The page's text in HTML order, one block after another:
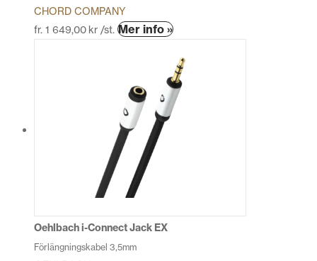
CHORD COMPANY
fr. 1 649,00 kr /st. Mer info »Den
produkten
har
flera
varianter.
Oehlbach i-Connect Jack EX
Förlängningskabel 3,5mm